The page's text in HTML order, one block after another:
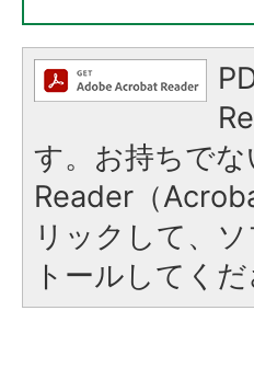
す。お持ちで
Reader（
リックして、
トールしてくだ